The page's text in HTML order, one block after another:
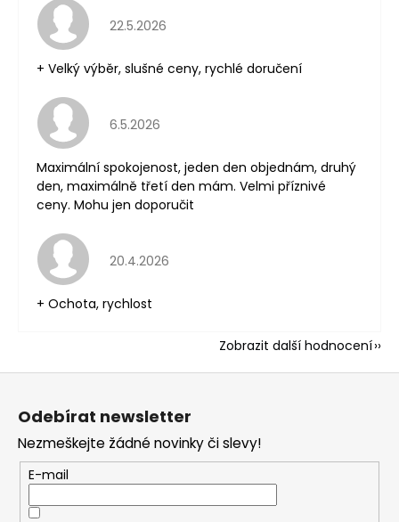
Hodnocení obchodu je 5 z 5 hvězdiček.
22.5.2026
+ Velký výběr, slušné ceny, rychlé doručení
Hodnocení obchodu je 5 z 5 hvězdiček.
6.5.2026
Maximální spokojenost, jeden den objednám, druhý
den, maximálně třetí den mám. Velmi příznivé
ceny. Mohu jen doporučit
Hodnocení obchodu je 5 z 5 hvězdiček.
20.4.2026
+ Ochota, rychlost
Zobrazit další hodnocení
Odebírat newsletter
Nezmeškejte žádné novinky či slevy!
E-mail